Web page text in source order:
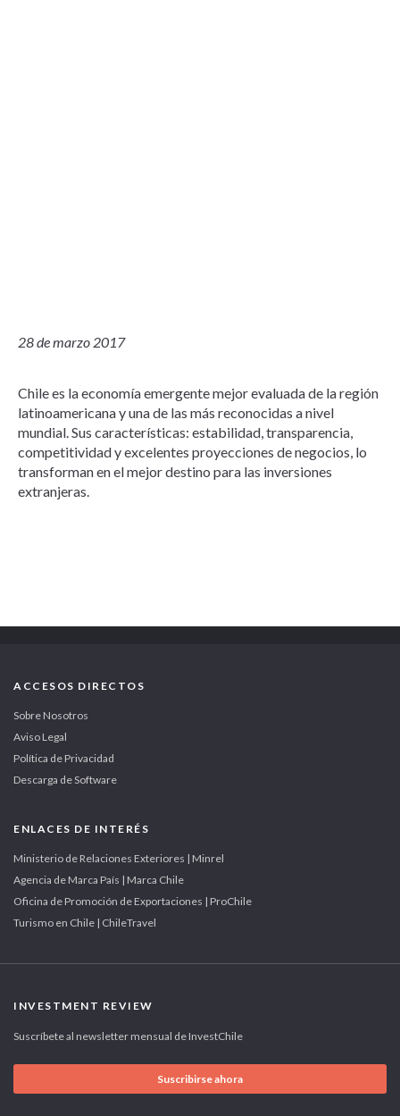
28 de marzo 2017
Chile es la economía emergente mejor evaluada de la región
latinoamericana y una de las más reconocidas a nivel
mundial. Sus características: estabilidad, transparencia,
competitividad y excelentes proyecciones de negocios, lo
transforman en el mejor destino para las inversiones
extranjeras.
ACCESOS DIRECTOS
Sobre Nosotros
Aviso Legal
Política de Privacidad
Descarga de Software
ENLACES DE INTERÉS
Ministerio de Relaciones Exteriores | Minrel
Agencia de Marca País | Marca Chile
Oficina de Promoción de Exportaciones | ProChile
Turismo en Chile | ChileTravel
INVESTMENT REVIEW
Suscríbete al newsletter mensual de InvestChile
Suscribirse ahora